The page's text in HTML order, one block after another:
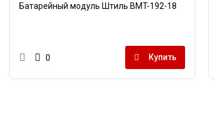
Батарейный модуль Штиль BMT-192-18
0 Купить